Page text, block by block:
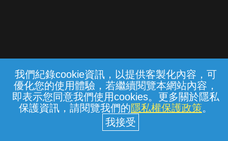
我們紀錄cookie資訊，以提供客製化內容，可
優化您的使用體驗，若繼續閱覽本網站內容，
即表示您同意我們使用cookies。更多關於隱私
保護資訊，請閱覽我們的隱私權保護政策。
常見問題 線上客服 服務條款 隱私權保護
中華電信股份有限公司個人家庭分公司
(統一編號：96979949) © 2026
{{notifyMsg}}